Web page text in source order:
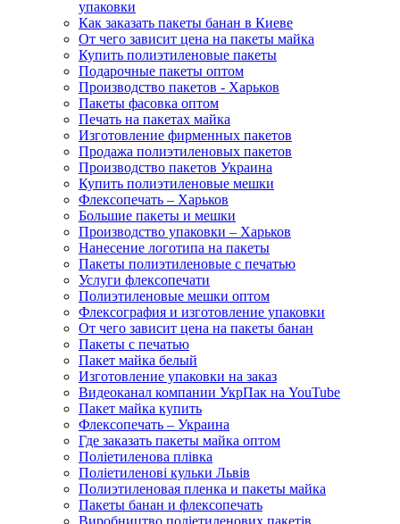
упаковки
Как заказать пакеты банан в Киеве
От чего зависит цена на пакеты майка
Купить полиэтиленовые пакеты
Подарочные пакеты оптом
Производство пакетов - Харьков
Пакеты фасовка оптом
Печать на пакетах майка
Изготовление фирменных пакетов
Продажа полиэтиленовых пакетов
Производство пакетов Украина
Купить полиэтиленовые мешки
Флексопечать – Харьков
Большие пакеты и мешки
Производство упаковки – Харьков
Нанесение логотипа на пакеты
Пакеты полиэтиленовые с печатью
Услуги флексопечати
Полиэтиленовые мешки оптом
Флексография и изготовление упаковки
От чего зависит цена на пакеты банан
Пакеты с печатью
Пакет майка белый
Изготовление упаковки на заказ
Видеоканал компании УкрПак на YouTube
Пакет майка купить
Флексопечать – Украина
Где заказать пакеты майка оптом
Поліетиленова плівка
Поліетиленові кульки Львів
Полиэтиленовая пленка и пакеты майка
Пакеты банан и флексопечать
Виробництво поліетиленових пакетів